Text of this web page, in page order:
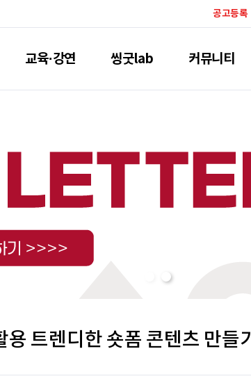
공고등록
교육·강연 씽굿lab 커뮤니티
트렌디한 숏폼 콘텐츠 만들기